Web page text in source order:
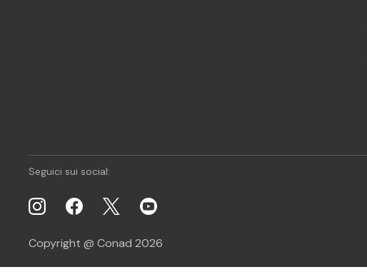
Seguici sui social:
Copyright @ Conad 2026